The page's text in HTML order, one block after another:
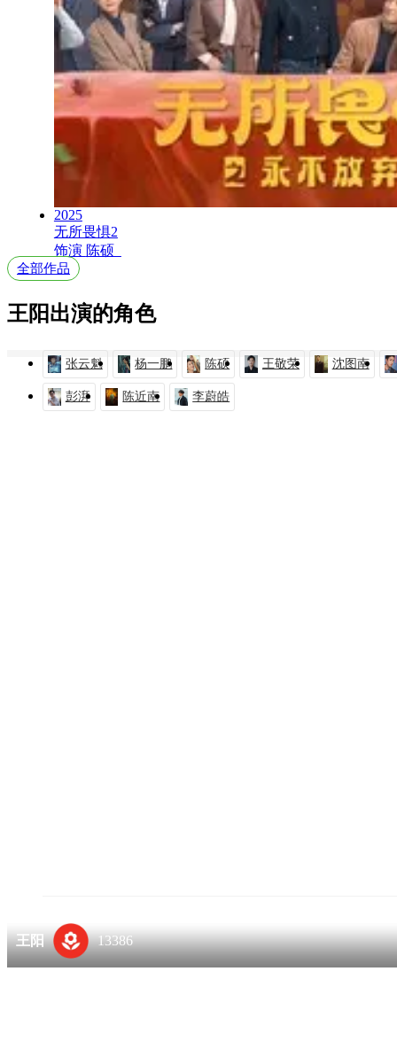
王阳 13386
2025
无所畏惧2
饰演 陈硕
全部作品
王阳出演的角色
张云魁 杨一鹏 陈硕 王敬荣 沈图南
彭湃 陈近南 李蔚皓